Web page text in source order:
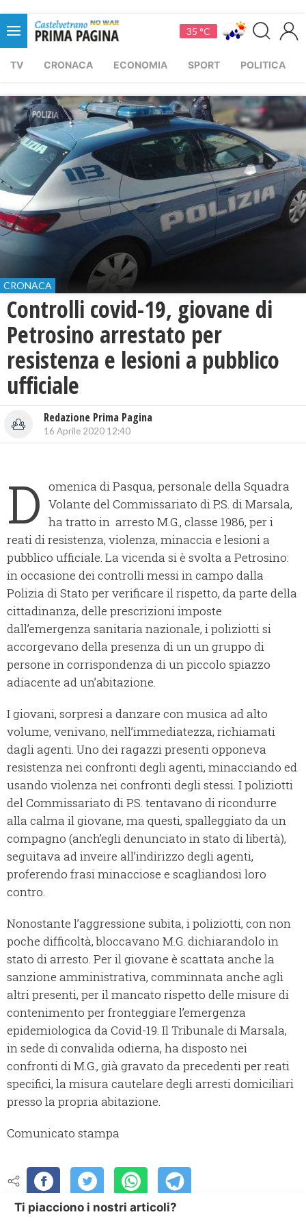
35 °C
TV CRONACA ECONOMIA SPORT POLITICA
CRONACA
Controlli covid-19, giovane di
Petrosino arrestato per
resistenza e lesioni a pubblico
ufficiale
Redazione Prima Pagina
16 Aprile 2020 12:40
D omenica di Pasqua, personale della Squadra
Volante del Commissariato di P.S. di Marsala,
ha tratto in arresto M.G., classe 1986, per i
reati di resistenza, violenza, minaccia e lesioni a
pubblico ufficiale. La vicenda si è svolta a Petrosino:
in occasione dei controlli messi in campo dalla
Polizia di Stato per verificare il rispetto, da parte della
cittadinanza, delle prescrizioni imposte
dall’emergenza sanitaria nazionale, i poliziotti si
accorgevano della presenza di un un gruppo di
persone in corrispondenza di un piccolo spiazzo
adiacente ad un’abitazione.
I giovani, sorpresi a danzare con musica ad alto
volume, venivano, nell’immediatezza, richiamati
dagli agenti. Uno dei ragazzi presenti opponeva
resistenza nei confronti degli agenti, minacciando ed
usando violenza nei confronti degli stessi. I poliziotti
del Commissariato di P.S. tentavano di ricondurre
alla calma il giovane, ma questi, spalleggiato da un
compagno (anch’egli denunciato in stato di libertà),
seguitava ad inveire all’indirizzo degli agenti,
proferendo frasi minacciose e scagliandosi loro
contro.
Nonostante l’aggressione subita, i poliziotti, con non
poche difficoltà, bloccavano M.G. dichiarandolo in
stato di arresto. Per il giovane è scattata anche la
sanzione amministrativa, comminnata anche agli
altri presenti, per il mancato rispetto delle misure di
contenimento per fronteggiare l’emergenza
epidemiologica da Covid-19. Il Tribunale di Marsala,
in sede di convalida odierna, ha disposto nei
confronti di M.G., già gravato da precedenti per reati
specifici, la misura cautelare degli arresti domiciliari
presso la propria abitazione.
Comunicato stampa
Ti piacciono i nostri articoli?